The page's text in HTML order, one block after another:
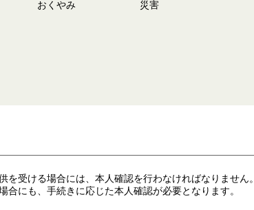
おくやみ 災害
受ける場合には、本人確認を行わなければなりません。
にも、手続きに応じた本人確認が必要となります。